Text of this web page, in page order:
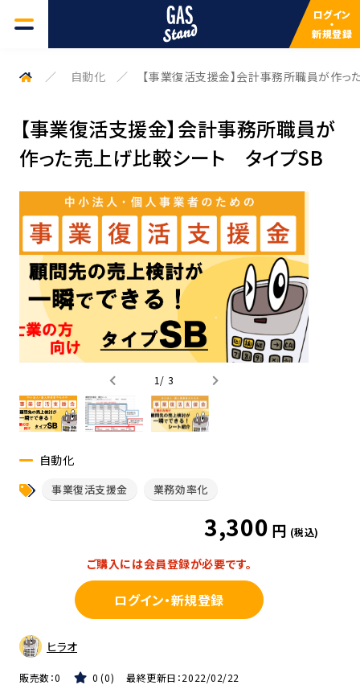
ログイン
・
新規登録
GAS一覧
よくある質問
サービスについて検索キーワードを入力してください
検索
自動化 【事業復活支援金】会計事務所職員が作
【事業復活支援金】会計事務所職員が
作った売上げ比較シート タイプSB
1 / 3
自動化
事業復活支援金 業務効率化
3,300 円 (税込)
ご購入には会員登録が必要です。
ログイン・新規登録
ヒラオ
販売数：0 0 0 最終更新日：2022/02/22